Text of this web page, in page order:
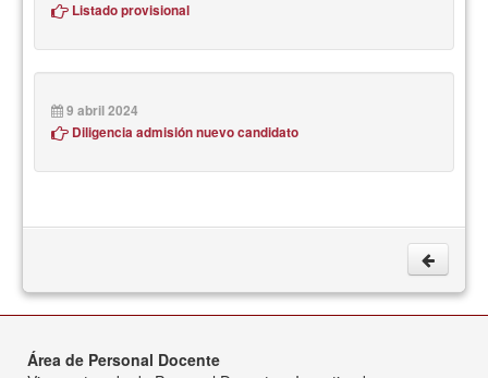
Listado provisional
9 abril 2024
Diligencia admisión nuevo candidato
Área de Personal Docente